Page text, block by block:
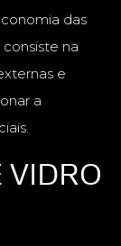
das
na
e
a